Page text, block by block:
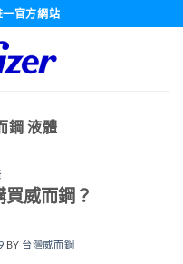
官方網站
鋼 液體
威而鋼？
BY 台灣威而鋼